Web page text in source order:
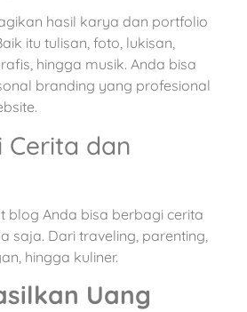
hasil karya dan portfolio
itu tulisan, foto, lukisan,
hingga musik. Anda bisa
branding yang profesional
Cerita dan
blog Anda bisa berbagi cerita
saja. Dari traveling, parenting,
hingga kuliner.
Uang